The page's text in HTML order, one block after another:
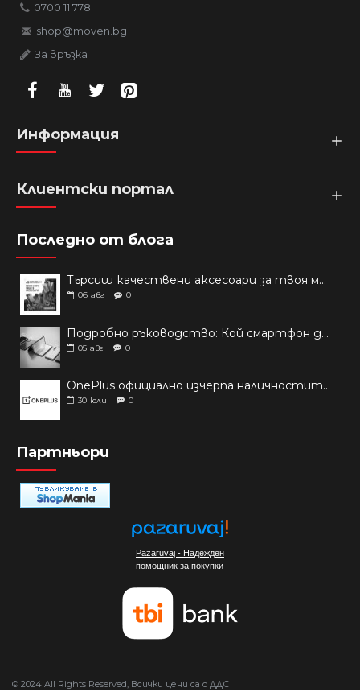
0700 11 778
shop@moven.bg
За връзка
Информация
Клиентски портал
Последно от блога
Търсиш качествени аксесоари за твоя модел? Как правилно да защитим новия си смартфон: Ръководство за аксесоари през 2026 г.
06 авг 0
Подробно ръководство: Кой смартфон да купиш през 2026 г.?
05 авг 0
OnePlus официално изчерпа наличностите си от телефони на основни пазари
30 юли 0
Партньори
Pazaruvaj - Надежден
помощник за покупки
© 2024 All Rights Reserved, Всички цени са с ДДС